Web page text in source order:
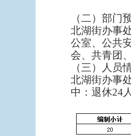
（二）部门
北湖街办事
公室、公共
会、共青团
（三）人员
北湖街办事
中：退休24